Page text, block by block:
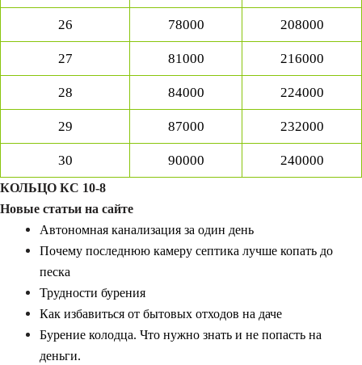
26 78000 208000
27 81000 216000
28 84000 224000
29 87000 232000
30 90000
240000
КОЛЬЦО КС 10-8
Новые статьи на сайте
Автономная канализация за один день
Почему последнюю камеру септика лучше копать до
песка
Трудности бурения
Как избавиться от бытовых отходов на даче
Бурение колодца. Что нужно знать и не попасть на
деньги.